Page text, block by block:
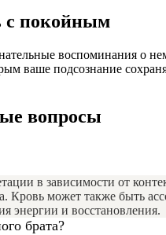
с покойным
воспоминания о
ваше подсознание
вопросы
в зависимости от
Кровь может также быть
энергии и восстановления.
брата?